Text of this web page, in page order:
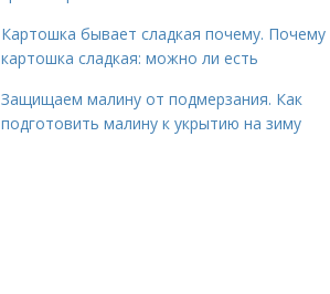
Картошка бывает сладкая почему. Почему
картошка сладкая: можно ли есть
Защищаем малину от подмерзания. Как
подготовить малину к укрытию на зиму